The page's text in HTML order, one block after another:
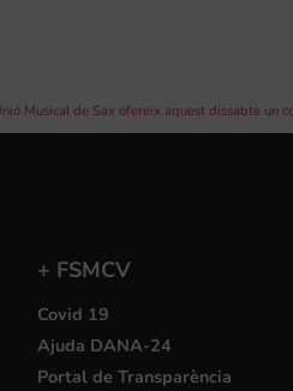
Musical de Sax ofereix aquest dissabte un
+ FSMCV
Covid 19
Ajuda DANA-24
Portal de Transparència